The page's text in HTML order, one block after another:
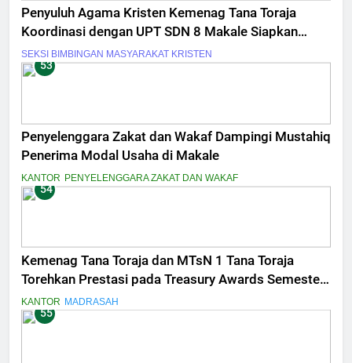
Penyuluh Agama Kristen Kemenag Tana Toraja
Koordinasi dengan UPT SDN 8 Makale Siapkan
Bimbingan Rohani
SEKSI BIMBINGAN MASYARAKAT KRISTEN
53
Penyelenggara Zakat dan Wakaf Dampingi Mustahiq
Penerima Modal Usaha di Makale
KANTOR PENYELENGGARA ZAKAT DAN WAKAF
54
Kemenag Tana Toraja dan MTsN 1 Tana Toraja
Torehkan Prestasi pada Treasury Awards Semester
II 2025
KANTOR MADRASAH
55